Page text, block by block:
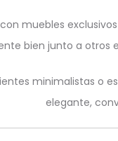
muebles
bien junto a otros
minimalistas o
elegante,